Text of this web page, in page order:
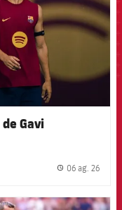
Gavi
06 ag. 26
badge